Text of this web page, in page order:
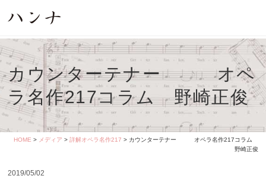
カウンターテナー オペ
ラ名作217コラム 野崎正俊
HOME > メディア > 詳解オペラ名作217 > カウンターテナー オペラ名作217コラム
野崎正俊
2019/05/02